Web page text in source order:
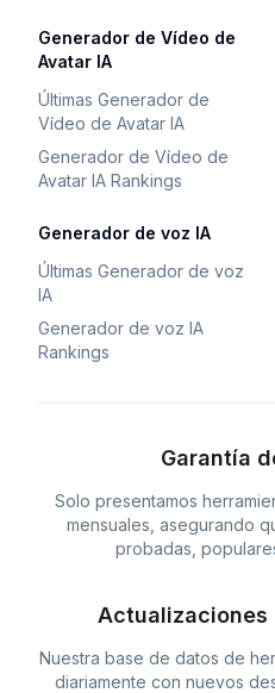
Generador de Vídeo de
Avatar IA
Últimas Generador de
Vídeo de Avatar IA
Generador de Vídeo de
Avatar IA Rankings
Generador de voz IA
Últimas Generador de voz
IA
Generador de voz IA
Rankings
Garantía
Solo presentamos
mensuales, asegurando
probadas,
Actualizaciones
Nuestra base de datos de
diariamente con nuevos